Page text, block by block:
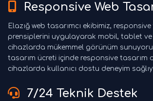
Responsive Web
Elazığ web tasarımcı ekibimiz,
prensiplerini uygulayarak mobil, tablet
cihazlarda mükemmel görünüm
tasarım ücreti içinde responsive tasarım
cihazlarda kullanıcı dostu deneyim
7/24 Teknik Destek